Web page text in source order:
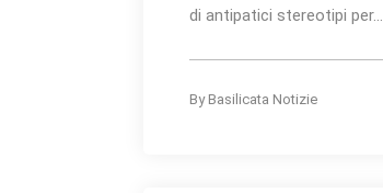
di antipatici stereotipi per...
By Basilicata Notizie